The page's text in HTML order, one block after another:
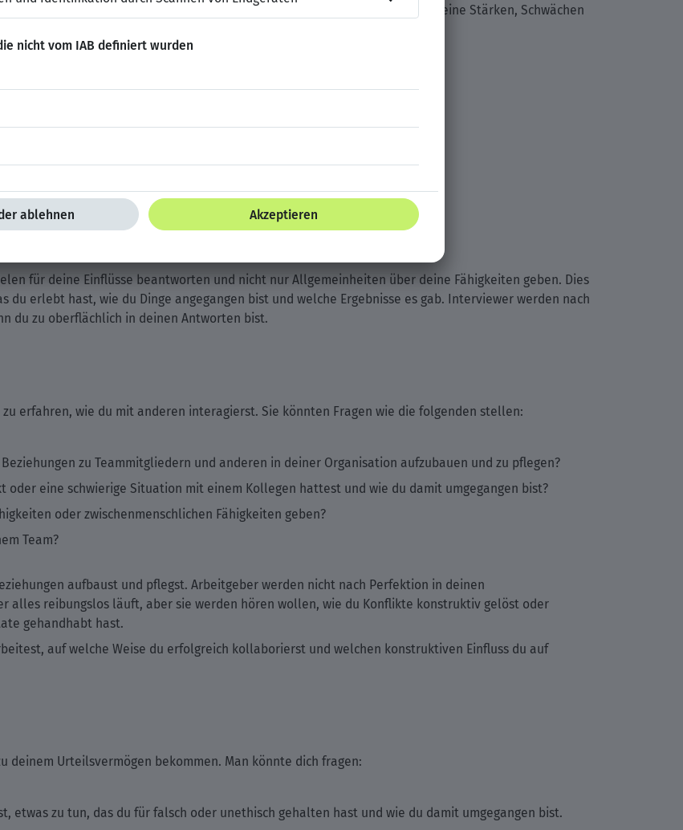
– auf vielfältige Weise. Die Interviewer werden versuchen, mehr über deine Stärken, Schwächen
für Interviewfragen sind:
gut abgeschnitten?
genossen und warum?
oder kämpfen musstest und wie du damit umgegangen bist?
vorheriges Unternehmen zu beeinflussen oder zu verbessern?
stolz bist.
für deine Einflüsse beantworten und nicht nur Allgemeinheiten über deine Fähigkeiten geben. Dies
erlebt hast, wie du Dinge angegangen bist und welche Ergebnisse es gab. Interviewer werden nach
du zu oberflächlich in deinen Antworten bist.
erfahren, wie du mit anderen interagierst. Sie könnten Fragen wie die folgenden stellen:
zu Teammitgliedern und anderen in deiner Organisation aufzubauen und zu pflegen?
oder eine schwierige Situation mit einem Kollegen hattest und wie du damit umgegangen bist?
oder zwischenmenschlichen Fähigkeiten geben?
Team?
aufbaust und pflegst. Arbeitgeber werden nicht nach Perfektion in deinen
alles reibungslos läuft, aber sie werden hören wollen, wie du Konflikte konstruktiv gelöst oder
gehandhabt hast.
auf welche Weise du erfolgreich kollaborierst und welchen konstruktiven Einfluss du auf
deinem Urteilsvermögen bekommen. Man könnte dich fragen:
etwas zu tun, das du für falsch oder unethisch gehalten hast und wie du damit umgegangen bist.